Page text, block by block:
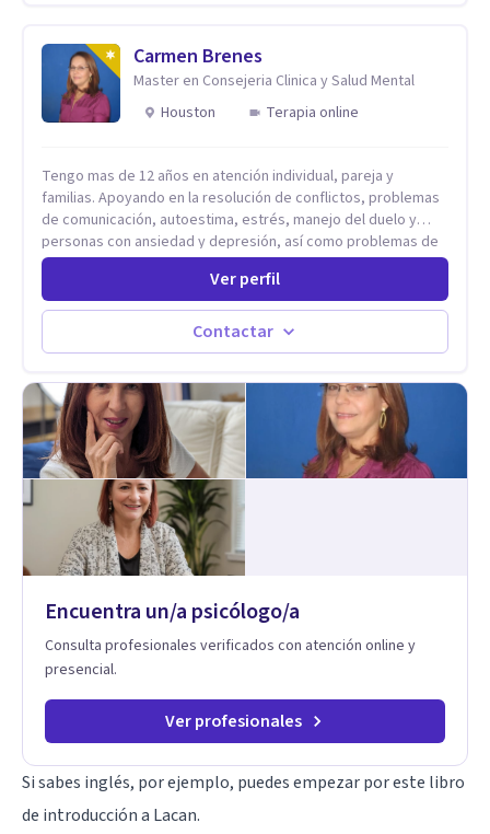
sentido. Considero que esto es posible cuando
desarrollamos una mayor conciencia de nuestro mundo
interior y de la manera en que nuestras experiencias influyen
en nuestra forma de sentir, pensar y relacionarnos. Mi misión
ritmo de cada persona. Integro conocimientos y herramientas
de la psicología con un enfoque informado en trauma para
ayudar a mis clientes a comprender sus conflictos internos,
fortalecer sus recursos personales, desarrollar nuevas
estrategias de afrontamiento y avanzar con mayor claridad,
autoconciencia como un camino fundamental para la
transformación personal y para construir una vida más
auténtica y significativa.
Carmen Brenes
Master en Consejeria Clinica y Salud Mental
Houston
Terapia online
Tengo mas de 12 años en atención individual, pareja y
familias. Apoyando en la resolución de conflictos, problemas
de comunicación, autoestima, estrés, manejo del duelo y
personas con ansiedad y depresión, así como problemas de
conducta y comportamiento. Desarrollo de personas
Estableciendo metas a corto y largo plazo, es vital para la
vida de cada uno tener su propia vision.
Ver perfil
Contactar
Encuentra un/a psicólogo/a
Consulta profesionales verificados con atención online y
presencial.
Ver profesionales
Si sabes inglés, por ejemplo, puedes empezar por este libro
de introducción a Lacan.